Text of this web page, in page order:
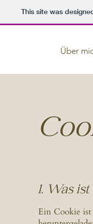
This site was
Über
1. Was
Ein Cookie ist